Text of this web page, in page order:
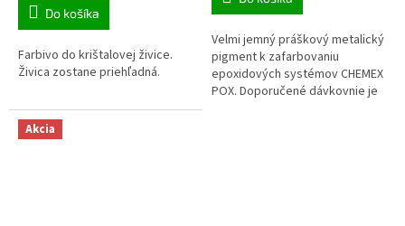
Do košíka
Farbivo do krištalovej živice.
Živica zostane priehľadná.
hviezdičiek.
Velmi jemný práškový metalický
pigment k zafarbovaniu
epoxidových systémov CHEMEX
POX. Doporučené dávkovnie je
Akcia